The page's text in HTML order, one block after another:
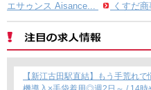
エサゥンス Aisance...
くすだ
【新江古田駅直結】もう手荒れ